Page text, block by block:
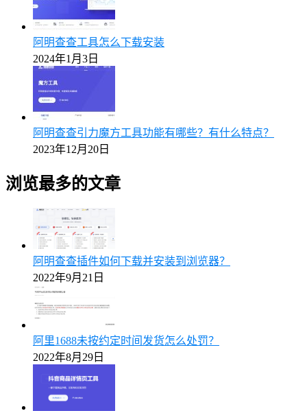
阿明查查工具怎么下载安装
2024年1月3日
阿明查查引力魔方工具功能有哪些？有什么特点？
2023年12月20日
浏览最多的文章
阿明查查插件如何下载并安装到浏览器？
2022年9月21日
阿里1688未按约定时间发货怎么处罚？
2022年8月29日